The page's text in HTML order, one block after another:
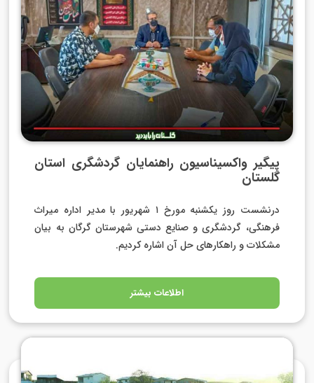
پیگیر واکسیناسیون راهنمایان گردشگری استان
گلستان
درنشست روز یکشنبه مورخ ۱ شهریور با مدیر اداره میراث
فرهنگی، گردشگری و صنایع دستی شهرستان گرگان به بیان
مشکلات و راهکارهای حل آن اشاره کردیم.
اطلاعات بیشتر